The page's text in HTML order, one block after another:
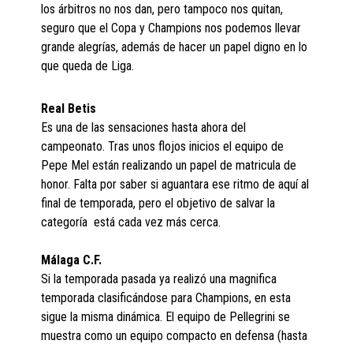
los árbitros no nos dan, pero tampoco nos quitan,
seguro que el Copa y Champions nos podemos llevar
grande alegrías, además de hacer un papel digno en lo
que queda de Liga.
Real Betis
Es una de las sensaciones hasta ahora del
campeonato. Tras unos flojos inicios el equipo de
Pepe Mel están realizando un papel de matricula de
honor. Falta por saber si aguantara ese ritmo de aquí al
final de temporada, pero el objetivo de salvar la
categoría está cada vez más cerca.
Málaga C.F.
Si la temporada pasada ya realizó una magnifica
temporada clasificándose para Champions, en esta
sigue la misma dinámica. El equipo de Pellegrini se
muestra como un equipo compacto en defensa (hasta